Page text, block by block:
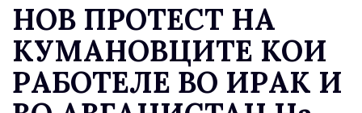
НОВ ПРОТЕСТ НА
КУМАНОВЦИТЕ КОИ
РАБОТЕЛЕ ВО ИРАК И